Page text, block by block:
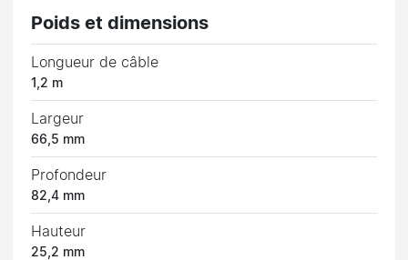
Poids et dimensions
Longueur de câble
1,2 m
Largeur
66,5 mm
Profondeur
82,4 mm
Hauteur
25,2 mm